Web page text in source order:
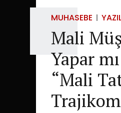
MUHASEBE
Mali
Yapar
“Mali